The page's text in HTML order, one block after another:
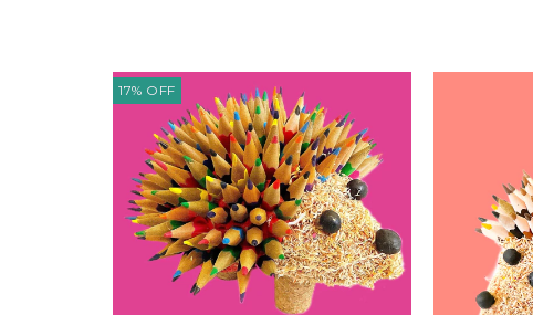
17% OFF